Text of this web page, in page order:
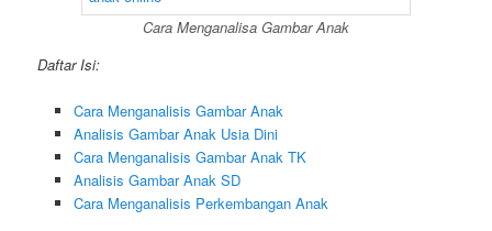
Cara Menganalisa Gambar Anak
Daftar Isi:
Cara Menganalisis Gambar Anak
Analisis Gambar Anak Usia Dini
Cara Menganalisis Gambar Anak TK
Analisis Gambar Anak SD
Cara Menganalisis Perkembangan Anak